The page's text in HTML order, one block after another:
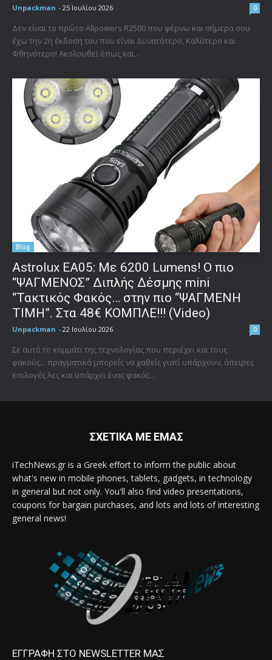
Unpackman - 25 Ιουλίου 2026 0
Δεν είναι το πρώτο Allpowers R2500 που φέρνω και σήμερα σου
έχω την 2η έκδοση του που είναι Δυνατότερο, Καλύτερο και
Φθηνότερο! Ακολουθεί όπως και...
Blog
Astrolux ΕΑ05: Με 6200 Lumens! Ο πιο
“ΨΑΓΜΕΝΟΣ” Διπλής Δέσμης mini
“Τακτικός Φακός… στην πιο “ΨΑΓΜΕΝΗ
ΤΙΜΗ”. Στα 48€ ΚΟΜΠΛΕ!!! (Video)
Unpackman - 22 Ιουλίου 2026 0
Σε αυτό το κομμάτι της τεχνολογίας που περιέχει και τους
φακούς... πραγματικά μπορείς να χαθείς γιατί υπάρχουν, άπειρες
επιλογές λες και υπάρχει ένας φακός...
ΣΧΕΤΙΚΑ ΜΕ ΕΜΑΣ
iTechNews.gr is a Greek effort to inform the public about
what's new in mobile phones, tablets, gadgets, in technology
in general but not only. You'll also find video presentations,
coupons for bargain purchases, and lots and lots of interesting
general news!
ΕΓΓΡΑΦΗ ΣΤΟ NEWSLETTER ΜΑΣ